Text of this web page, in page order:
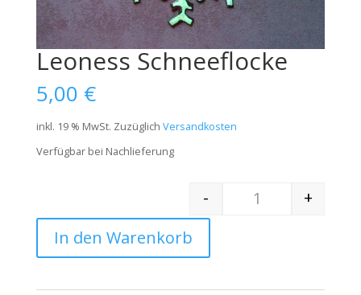
Leoness Schneeflocke
5,00 €
inkl. 19 % MwSt. Zuzüglich Versandkosten
Verfügbar bei Nachlieferung
Quantity
-
+
In den Warenkorb